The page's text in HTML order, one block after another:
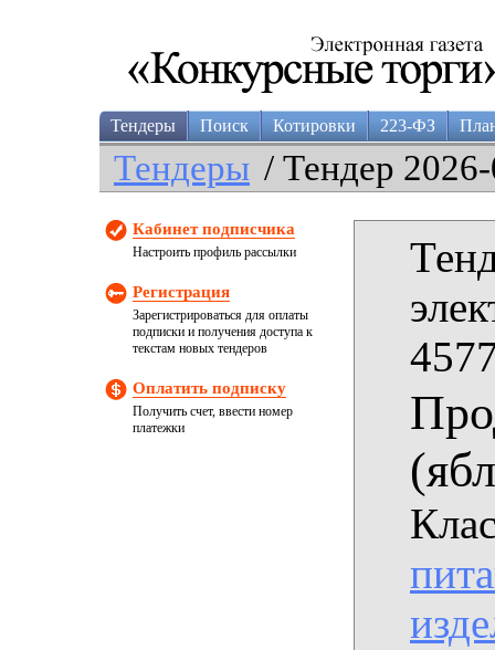
Тендеры Поиск Котировки 223-ФЗ
Тендеры / Тендер
Кабинет подписчика
Настроить профиль рассылки
Регистрация
Зарегистрироваться для оплаты
подписки и получения доступа к
текстам новых тендеров
Оплатить подписку
Получить счет, ввести номер
платежки